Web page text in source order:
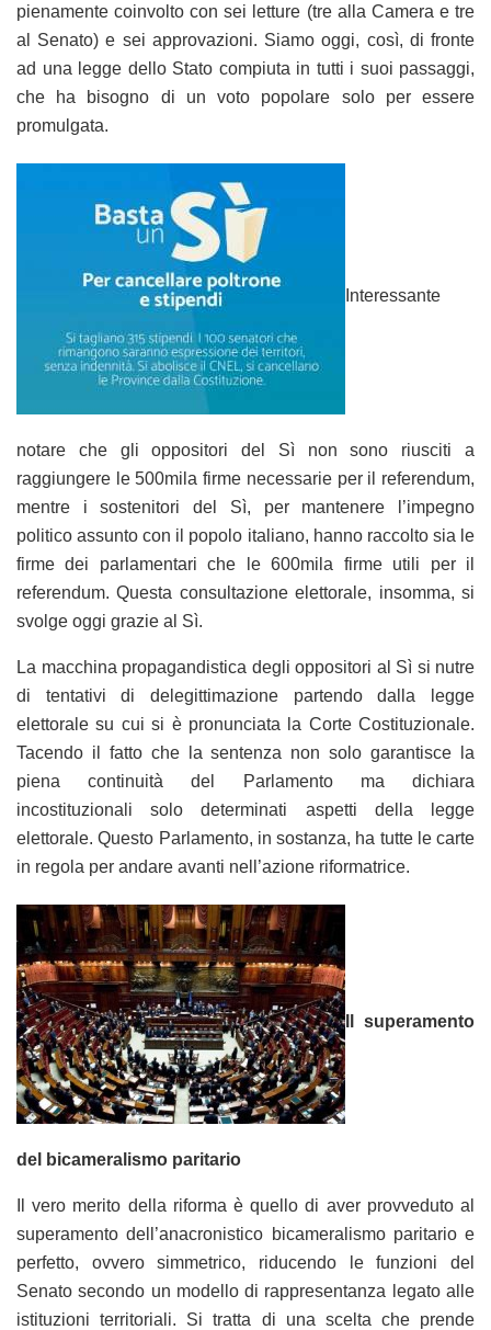
pienamente coinvolto con sei letture (tre alla Camera e tre
al Senato) e sei approvazioni. Siamo oggi, così, di fronte
ad una legge dello Stato compiuta in tutti i suoi passaggi,
che ha bisogno di un voto popolare solo per essere
promulgata.
Interessante
notare che gli oppositori del Sì non sono riusciti a
raggiungere le 500mila firme necessarie per il referendum,
mentre i sostenitori del Sì, per mantenere l’impegno
politico assunto con il popolo italiano, hanno raccolto sia le
firme dei parlamentari che le 600mila firme utili per il
referendum. Questa consultazione elettorale, insomma, si
svolge oggi grazie al Sì.
La macchina propagandistica degli oppositori al Sì si nutre
di tentativi di delegittimazione partendo dalla legge
elettorale su cui si è pronunciata la Corte Costituzionale.
Tacendo il fatto che la sentenza non solo garantisce la
piena continuità del Parlamento ma dichiara
incostituzionali solo determinati aspetti della legge
elettorale. Questo Parlamento, in sostanza, ha tutte le carte
in regola per andare avanti nell’azione riformatrice.
Il superamento
del bicameralismo paritario
Il vero merito della riforma è quello di aver provveduto al
superamento dell’anacronistico bicameralismo paritario e
perfetto, ovvero simmetrico, riducendo le funzioni del
Senato secondo un modello di rappresentanza legato alle
istituzioni territoriali. Si tratta di una scelta che prende